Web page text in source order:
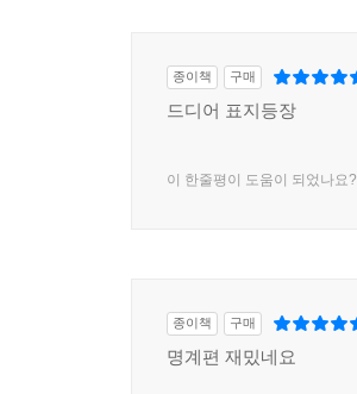
종이책 구매
드디어 표지등장
이 한줄평이 도움이 되었나요?
종이책 구매
명계편 재밌네요